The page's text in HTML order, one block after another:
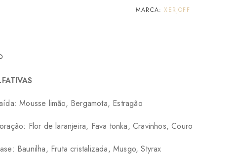
MARCA:XERJOFF
Mousse limão, Bergamota, Estragão
Flor de laranjeira, Fava tonka, Cravinhos, Couro
Baunilha, Fruta cristalizada, Musgo, Styrax